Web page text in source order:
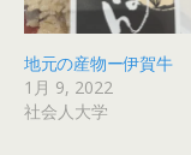
地元の産物ー伊賀牛
1月 9, 2022
社会人大学